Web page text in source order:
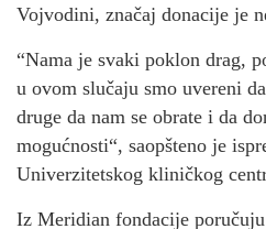
Vojvodini, značaj donacije je
“Nama je svaki poklon drag,
u ovom slučaju smo uvereni
druge da nam se obrate i da
mogućnosti“, saopšteno je
Univerzitetskog kliničkog
Iz Meridian fondacije